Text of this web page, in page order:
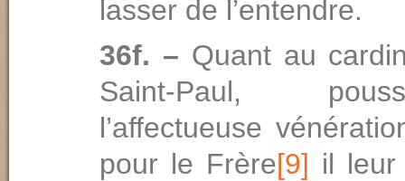
lasser de l’entendre.
36f. – Quant au
Saint-Paul,
l’affectueuse
pour le Frère[9] il leur